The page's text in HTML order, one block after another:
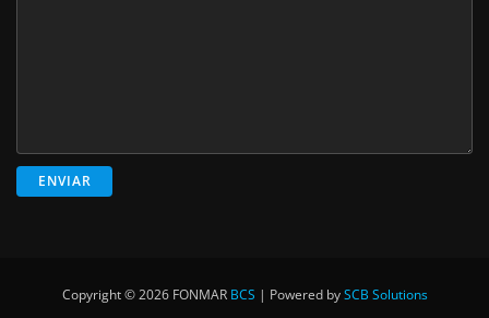
Copyright © 2026 FONMAR BCS | Powered bySCB Solutions